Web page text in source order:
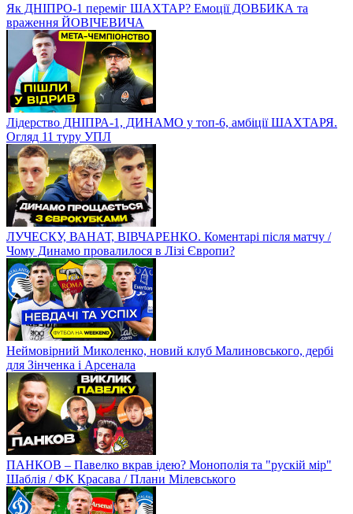
Як ДНІПРО-1 переміг ШАХТАР? Емоції ДОВБИКА та
враження ЙОВІЧЕВИЧА
Лідерство ДНІПРА-1, ДИНАМО у топ-6, амбіції ШАХТАРЯ.
Огляд 11 туру УПЛ
ЛУЧЕСКУ, ВАНАТ, ВІВЧАРЕНКО. Коментарі після матчу /
Чому Динамо провалилося в Лізі Європи?
Неймовірний Миколенко, новий клуб Малиновського, дербі
для Зінченка і Арсенала
ПАНКОВ – Павелко вкрав ідею? Монополія та "рускій мір"
Шаблія / ФК Красава / Плани Мілевського